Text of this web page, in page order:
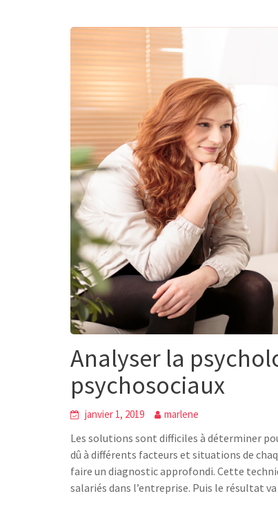
Analyser la
psychosociaux
janvier 1, 2019 marlene
Les solutions sont difficiles à déterminer
dû à différents facteurs et situations de
faire un diagnostic approfondi. Cette
salariés dans l’entreprise. Puis le résultat